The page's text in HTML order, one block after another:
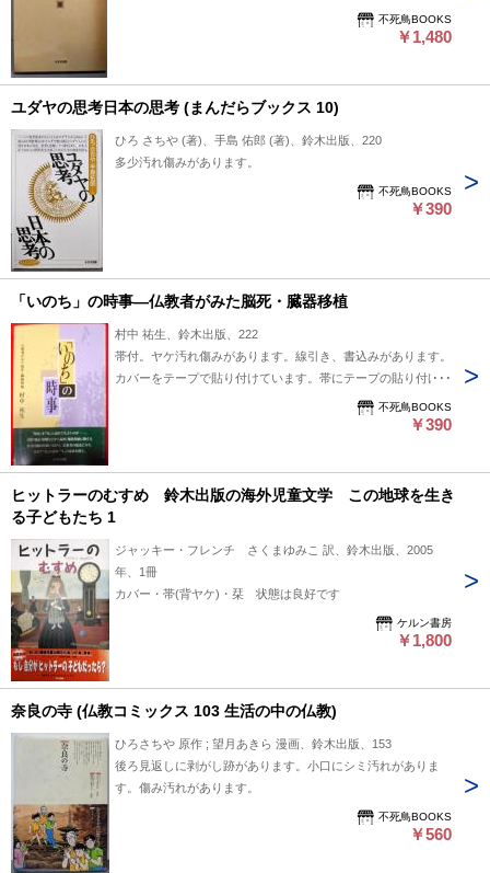
不死鳥BOOKS
￥1,480
ユダヤの思考日本の思考 (まんだらブックス 10)
ひろ さちや (著)、手島 佑郎 (著)、鈴木出版、220
多少汚れ傷みがあります。
不死鳥BOOKS
￥390
「いのち」の時事―仏教者がみた脳死・臓器移植
村中 祐生、鈴木出版、222
帯付。ヤケ汚れ傷みがあります。線引き、書込みがあります。
カバーをテープで貼り付けています。帯にテープの貼り付け、
不死鳥BOOKS
￥390
ヒットラーのむすめ 鈴木出版の海外児童文学 この地球を生き
る子どもたち 1
ジャッキー・フレンチ さくまゆみこ 訳、鈴木出版、2005
年、1冊
カバー・帯(背ヤケ)・栞 状態は良好です
ケルン書房
￥1,800
奈良の寺 (仏教コミックス 103 生活の中の仏教)
ひろさちや 原作 ; 望月あきら 漫画、鈴木出版、153
後ろ見返しに剥がし跡があります。小口にシミ汚れがありま
す。傷み汚れがあります。
不死鳥BOOKS
￥560